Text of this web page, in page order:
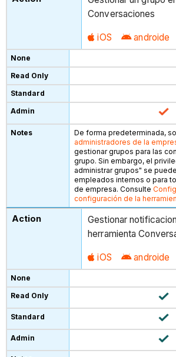
Conversaciones
iOS androide
De forma predeterminada,
administradores de la
gestionar grupos para las
grupo. Sin embargo, el
administrar grupos" se
empleados internos o para
de empresa. Consulte
configuración de la
Gestionar
herramienta
iOS androide